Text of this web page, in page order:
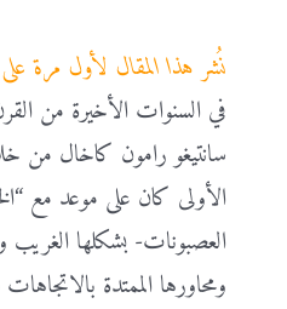
نُشر هذا المقال لأول مرة
في السنوات الأخيرة من
سانتيغو رامون كاخال من
الأولى كان على موعد مع
العصبونات- بشكلها الغريب
ومحاورها الممتدة بالاتجاهات